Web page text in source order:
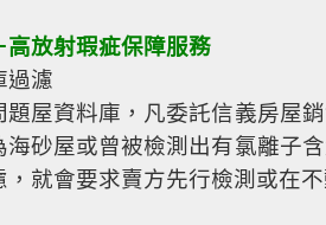
放射瑕疵保障服務
過濾
屋資料庫，凡委託信義房屋
砂屋或曾被檢測出有氯離子
就會要求賣方先行檢測或在